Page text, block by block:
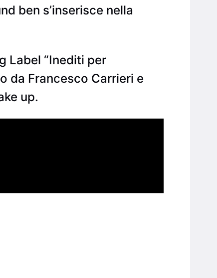
ben s’inserisce nella
Label “Inediti per
da Francesco Carrieri e
up.